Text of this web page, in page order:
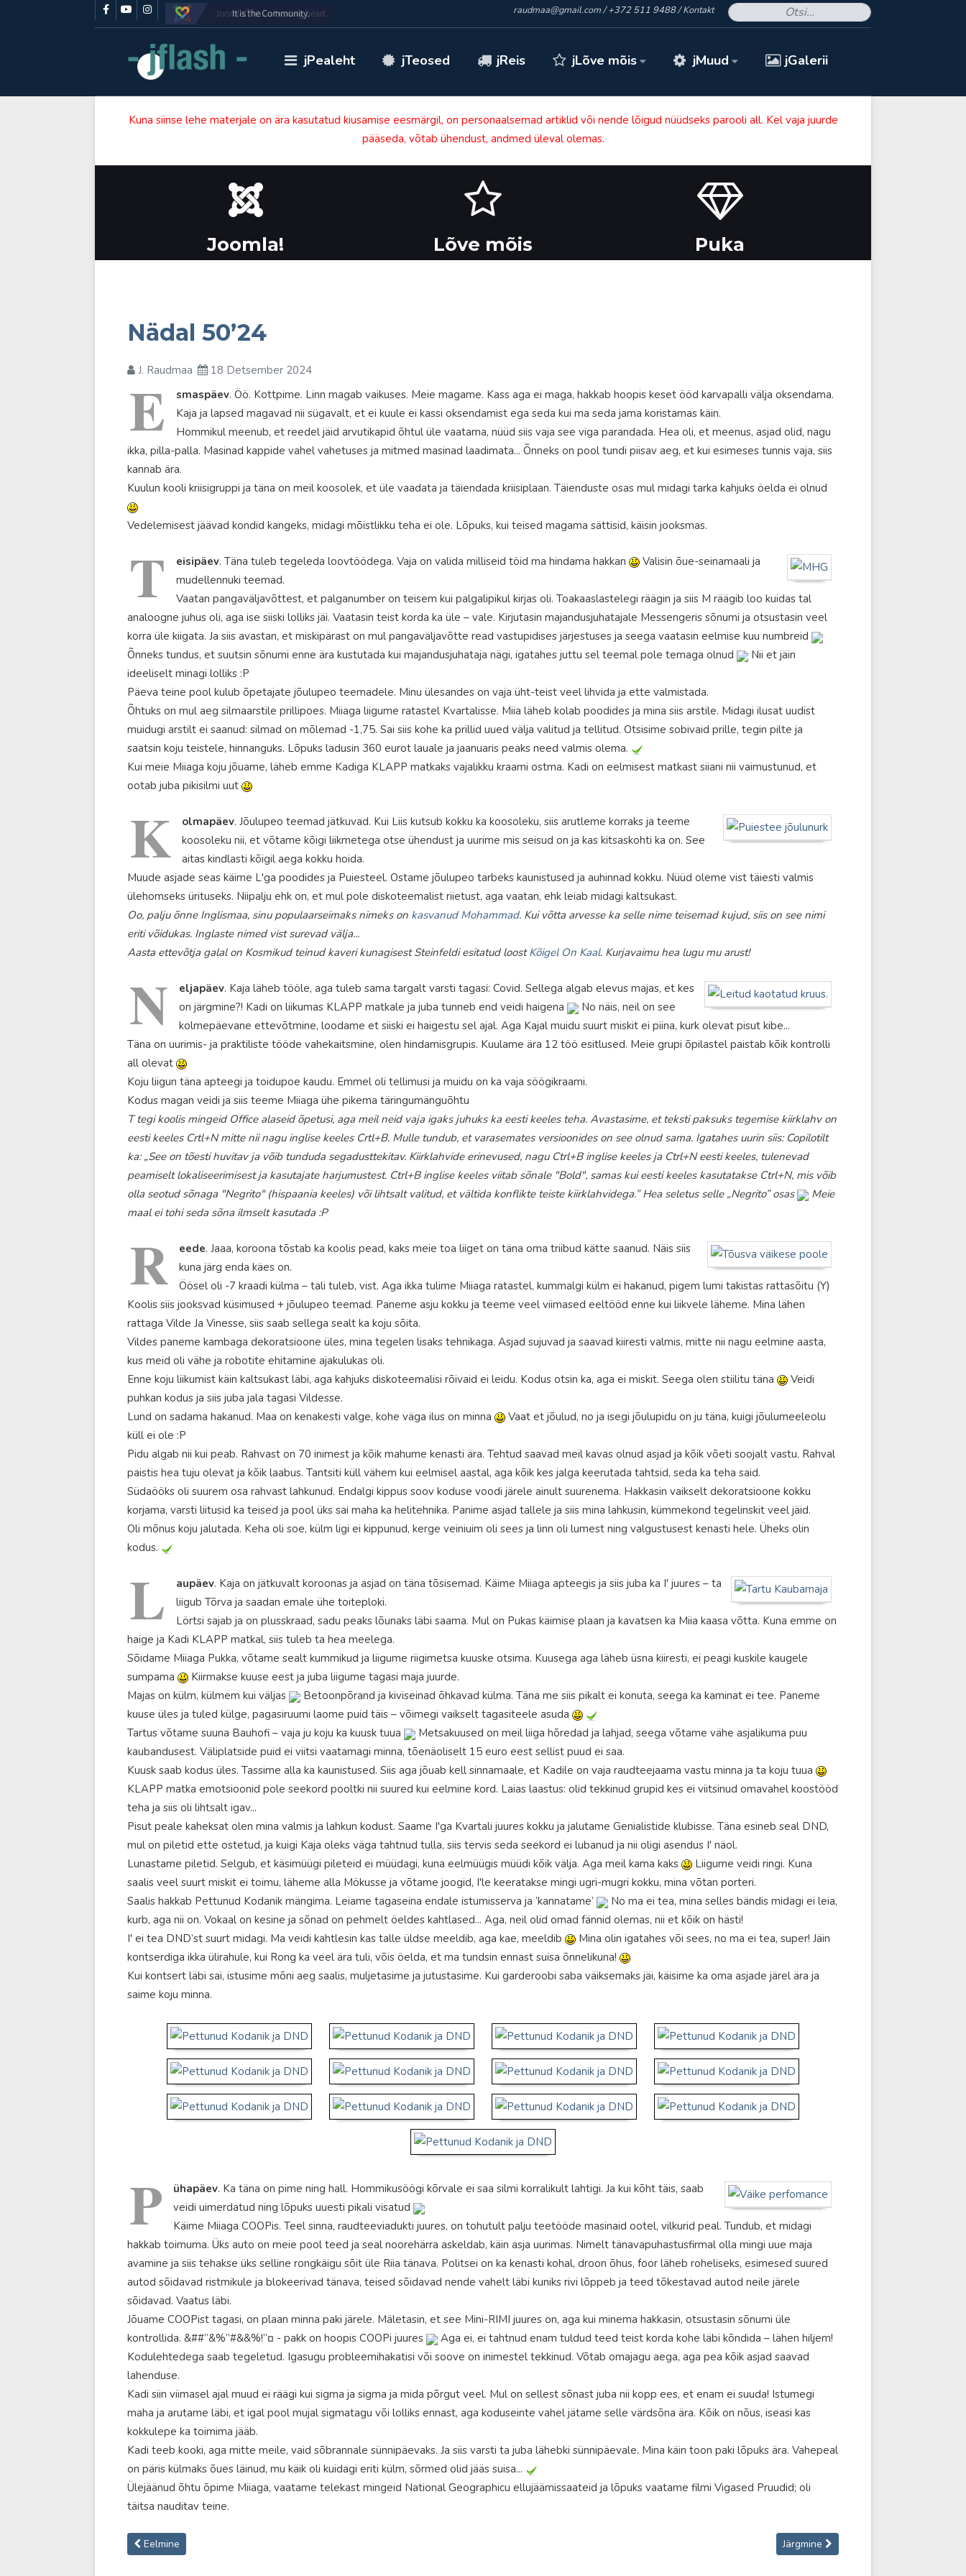
raudmaa@gmail.com/+372 511 9488 /Kontakt - Otsid midagi kindlat?
jPealeht jTeosed jReis jLõve mõis jMuud jGalerii
Kuna siinse lehe materjale on ära kasutatud kiusamise eesmärgil, on personaalsemad artiklid või nende lõigud nüüdseks parooli all. Kel vaja juurde
pääseda, võtab ühendust, andmed üleval olemas.
Joomla! Lõve mõis Puka
Nädal 50’24
J. Raudmaa 18 Detsember 2024
E smaspäev. Öö. Kottpime. Linn magab vaikuses. Meie magame. Kass aga ei maga, hakkab hoopis keset ööd karvapalli välja oksendama.
Kaja ja lapsed magavad nii sügavalt, et ei kuule ei kassi oksendamist ega seda kui ma seda jama koristamas käin.
Hommikul meenub, et reedel jäid arvutikapid õhtul üle vaatama, nüüd siis vaja see viga parandada. Hea oli, et meenus, asjad olid, nagu
ikka, pilla-palla. Masinad kappide vahel vahetuses ja mitmed masinad laadimata... Õnneks on pool tundi piisav aeg, et kui esimeses tunnis vaja, siis
kannab ära.
Kuulun kooli kriisigruppi ja täna on meil koosolek, et üle vaadata ja täiendada kriisiplaan. Täienduste osas mul midagi tarka kahjuks öelda ei olnud
Vedelemisest jäävad kondid kangeks, midagi mõistlikku teha ei ole. Lõpuks, kui teised magama sättisid, käisin jooksmas.
T eisipäev. Täna tuleb tegeleda loovtöödega. Vaja on valida milliseid töid ma hindama hakkan
Valisin õue-seinamaali ja
mudellennuki teemad.
Vaatan pangaväljavõttest, et palganumber on teisem kui palgalipikul kirjas oli. Toakaaslastelegi räägin ja siis M räägib loo kuidas tal
analoogne juhus oli, aga ise siiski lolliks jäi. Vaatasin teist korda ka üle – vale. Kirjutasin majandusjuhatajale Messengeris sõnumi ja otsustasin veel
korra üle kiigata. Ja siis avastan, et miskipärast on mul pangaväljavõtte read vastupidises järjestuses ja seega vaatasin eelmise kuu numbreid
Õnneks tundus, et suutsin sõnumi enne ära kustutada kui majandusjuhataja nägi, igatahes juttu sel teemal pole temaga olnud
Nii et jäin
ideeliselt minagi lolliks :P
Päeva teine pool kulub õpetajate jõulupeo teemadele. Minu ülesandes on vaja üht-teist veel lihvida ja ette valmistada.
Õhtuks on mul aeg silmaarstile prillipoes. Miiaga liigume ratastel Kvartalisse. Miia läheb kolab poodides ja mina siis arstile. Midagi ilusat uudist
muidugi arstilt ei saanud: silmad on mõlemad -1,75. Sai siis kohe ka prillid uued välja valitud ja tellitud. Otsisime sobivaid prille, tegin pilte ja
saatsin koju teistele, hinnanguks. Lõpuks ladusin 360 eurot lauale ja jaanuaris peaks need valmis olema.
Kui meie Miiaga koju jõuame, läheb emme Kadiga KLAPP matkaks vajalikku kraami ostma. Kadi on eelmisest matkast siiani nii vaimustunud, et
ootab juba pikisilmi uut
K olmapäev. Jõulupeo teemad jätkuvad. Kui Liis kutsub kokku ka koosoleku, siis arutleme korraks ja teeme
koosoleku nii, et võtame kõigi liikmetega otse ühendust ja uurime mis seisud on ja kas kitsaskohti ka on. See
aitas kindlasti kõigil aega kokku hoida.
Muude asjade seas käime L'ga poodides ja Puiesteel. Ostame jõulupeo tarbeks kaunistused ja auhinnad kokku. Nüüd oleme vist täiesti valmis
ülehomseks ürituseks. Niipalju ehk on, et mul pole diskoteemalist riietust, aga vaatan, ehk leiab midagi kaltsukast.
Oo, palju õnne Inglismaa, sinu populaarseimaks nimeks on kasvanud Mohammad. Kui võtta arvesse ka selle nime teisemad kujud, siis on see nimi
eriti võidukas. Inglaste nimed vist surevad välja...
Aasta ettevõtja galal on Kosmikud teinud kaveri kunagisest Steinfeldi esitatud loostKõigel On Kaal. Kurjavaimu hea lugu mu arust!
N eljapäev. Kaja läheb tööle, aga tuleb sama targalt varsti tagasi: Covid. Sellega algab elevus majas, et kes
on järgmine?! Kadi on liikumas KLAPP matkale ja juba tunneb end veidi haigena
No näis, neil on see
kolmepäevane ettevõtmine, loodame et siiski ei haigestu sel ajal. Aga Kajal muidu suurt miskit ei piina, kurk olevat pisut kibe...
Täna on uurimis- ja praktiliste tööde vahekaitsmine, olen hindamisgrupis. Kuulame ära 12 töö esitlused. Meie grupi õpilastel paistab kõik kontrolli
all olevat
Koju liigun täna apteegi ja toidupoe kaudu. Emmel oli tellimusi ja muidu on ka vaja söögikraami.
Kodus magan veidi ja siis teeme Miiaga ühe pikema täringumänguõhtu
T tegi koolis mingeid Office alaseid õpetusi, aga meil neid vaja igaks juhuks ka eesti keeles teha. Avastasime, et teksti paksuks tegemise kiirklahv on
eesti keeles Crtl+N mitte nii nagu inglise keeles Crtl+B. Mulle tundub, et varasemates versioonides on see olnud sama. Igatahes uurin siis: Copilotilt
ka: „See on tõesti huvitav ja võib tunduda segadusttekitav. Kiirklahvide erinevused, nagu Ctrl+B inglise keeles ja Ctrl+N eesti keeles, tulenevad
peamiselt lokaliseerimisest ja kasutajate harjumustest. Ctrl+B inglise keeles viitab sõnale "Bold", samas kui eesti keeles kasutatakse Ctrl+N, mis võib
olla seotud sõnaga "Negrito" (hispaania keeles) või lihtsalt valitud, et vältida konflikte teiste kiirklahvidega.” Hea seletus selle „Negrito” osas
Meie
maal ei tohi seda sõna ilmselt kasutada :P
R eede. Jaaa, koroona tõstab ka koolis pead, kaks meie toa liiget on täna oma triibud kätte saanud. Näis siis
kuna järg enda käes on.
Öösel oli -7 kraadi külma – tali tuleb, vist. Aga ikka tulime Miiaga ratastel, kummalgi külm ei hakanud, pigem lumi takistas rattasõitu (Y)
Koolis siis jooksvad küsimused + jõulupeo teemad. Paneme asju kokku ja teeme veel viimased eeltööd enne kui liikvele läheme. Mina lähen
rattaga Vilde Ja Vinesse, siis saab sellega sealt ka koju sõita.
Vildes paneme kambaga dekoratsioone üles, mina tegelen lisaks tehnikaga. Asjad sujuvad ja saavad kiiresti valmis, mitte nii nagu eelmine aasta,
kus meid oli vähe ja robotite ehitamine ajakulukas oli.
Enne koju liikumist käin kaltsukast läbi, aga kahjuks diskoteemalisi rõivaid ei leidu. Kodus otsin ka, aga ei miskit. Seega olen stiilitu täna
Veidi
puhkan kodus ja siis juba jala tagasi Vildesse.
Lund on sadama hakanud. Maa on kenakesti valge, kohe väga ilus on minna
Vaat et jõulud, no ja isegi jõulupidu on ju täna, kuigi jõulumeeleolu
küll ei ole :P
Pidu algab nii kui peab. Rahvast on 70 inimest ja kõik mahume kenasti ära. Tehtud saavad meil kavas olnud asjad ja kõik võeti soojalt vastu. Rahval
paistis hea tuju olevat ja kõik laabus. Tantsiti küll vähem kui eelmisel aastal, aga kõik kes jalga keerutada tahtsid, seda ka teha said.
Südaööks oli suurem osa rahvast lahkunud. Endalgi kippus soov koduse voodi järele ainult suurenema. Hakkasin vaikselt dekoratsioone kokku
korjama, varsti liitusid ka teised ja pool üks sai maha ka helitehnika. Panime asjad tallele ja siis mina lahkusin, kümmekond tegelinskit veel jäid.
Oli mõnus koju jalutada. Keha oli soe, külm ligi ei kippunud, kerge veiniuim oli sees ja linn oli lumest ning valgustusest kenasti hele. Üheks olin
kodus.
L aupäev. Kaja on jätkuvalt koroonas ja asjad on täna tõsisemad. Käime Miiaga apteegis ja siis juba ka I' juures – ta
liigub Tõrva ja saadan emale ühe toiteploki.
Lörtsi sajab ja on plusskraad, sadu peaks lõunaks läbi saama. Mul on Pukas käimise plaan ja kavatsen ka Miia kaasa võtta. Kuna emme on
haige ja Kadi KLAPP matkal, siis tuleb ta hea meelega.
Sõidame Miiaga Pukka, võtame sealt kummikud ja liigume riigimetsa kuuske otsima. Kuusega aga läheb üsna kiiresti, ei peagi kuskile kaugele
sumpama
Kiirmakse kuuse eest ja juba liigume tagasi maja juurde.
Majas on külm, külmem kui väljas
Betoonpõrand ja kiviseinad õhkavad külma. Täna me siis pikalt ei konuta, seega ka kaminat ei tee. Paneme
kuuse üles ja tuled külge, pagasiruumi laome puid täis – võimegi vaikselt tagasiteele asuda
Tartus võtame suuna Bauhofi – vaja ju koju ka kuusk tuua
Metsakuused on meil liiga hõredad ja lahjad, seega võtame vähe asjalikuma puu
kaubandusest. Väliplatside puid ei viitsi vaatamagi minna, tõenäoliselt 15 euro eest sellist puud ei saa.
Kuusk saab kodus üles. Tassime alla ka kaunistused. Siis aga jõuab kell sinnamaale, et Kadile on vaja raudteejaama vastu minna ja ta koju tuua
KLAPP matka emotsioonid pole seekord pooltki nii suured kui eelmine kord. Laias laastus: olid tekkinud grupid kes ei viitsinud omavahel koostööd
teha ja siis oli lihtsalt igav...
Pisut peale kaheksat olen mina valmis ja lahkun kodust. Saame I'ga Kvartali juures kokku ja jalutame Genialistide klubisse. Täna esineb seal DND,
mul on piletid ette ostetud, ja kuigi Kaja oleks väga tahtnud tulla, siis tervis seda seekord ei lubanud ja nii oligi asendus I' näol.
Lunastame piletid. Selgub, et käsimüügi pileteid ei müüdagi, kuna eelmüügis müüdi kõik välja. Aga meil kama kaks
Liigume veidi ringi. Kuna
saalis veel suurt miskit ei toimu, läheme alla Mökusse ja võtame joogid, I'le keeratakse mingi ugri-mugri kokku, mina võtan porteri.
Saalis hakkab Pettunud Kodanik mängima. Leiame tagaseina endale istumisserva ja ’kannatame’
No ma ei tea, mina selles bändis midagi ei leia,
kurb, aga nii on. Vokaal on kesine ja sõnad on pehmelt öeldes kahtlased... Aga, neil olid omad fännid olemas, nii et kõik on hästi!
I' ei tea DND’st suurt midagi. Ma veidi kahtlesin kas talle üldse meeldib, aga kae, meeldib
Mina olin igatahes või sees, no ma ei tea, super! Jäin
kontserdiga ikka ülirahule, kui Rong ka veel ära tuli, võis öelda, et ma tundsin ennast suisa õnnelikuna!
Kui kontsert läbi sai, istusime mõni aeg saalis, muljetasime ja jutustasime. Kui garderoobi saba väiksemaks jäi, käisime ka oma asjade järel ära ja
saime koju minna.
P ühapäev. Ka täna on pime ning hall. Hommikusöögi kõrvale ei saa silmi korralikult lahtigi. Ja kui kõht täis, saab
veidi uimerdatud ning lõpuks uuesti pikali visatud
Käime Miiaga COOPis. Teel sinna, raudteeviadukti juures, on tohutult palju teetööde masinaid ootel, vilkurid peal. Tundub, et midagi
hakkab toimuma. Üks auto on meie pool teed ja seal noorehärra askeldab, käin asja uurimas. Nimelt tänavapuhastusfirmal olla mingi uue maja
avamine ja siis tehakse üks selline rongkäigu sõit üle Riia tänava. Politsei on ka kenasti kohal, droon õhus, foor läheb roheliseks, esimesed suured
autod sõidavad ristmikule ja blokeerivad tänava, teised sõidavad nende vahelt läbi kuniks rivi lõppeb ja teed tõkestavad autod neile järele
sõidavad. Vaatus läbi.
Jõuame COOPist tagasi, on plaan minna paki järele. Mäletasin, et see Mini-RIMI juures on, aga kui minema hakkasin, otsustasin sõnumi üle
kontrollida. &##”&%”#&&%!”¤ - pakk on hoopis COOPi juures
Aga ei, ei tahtnud enam tuldud teed teist korda kohe läbi kõndida – lähen hiljem!
Kodulehtedega saab tegeletud. Igasugu probleemihakatisi või soove on inimestel tekkinud. Võtab omajagu aega, aga pea kõik asjad saavad
lahenduse.
Kadi siin viimasel ajal muud ei räägi kui sigma ja sigma ja mida põrgut veel. Mul on sellest sõnast juba nii kopp ees, et enam ei suuda! Istumegi
maha ja arutame läbi, et igal pool mujal sigmatagu või lolliks ennast, aga koduseinte vahel jätame selle värdsõna ära. Kõik on nõus, iseasi kas
kokkulepe ka toimima jääb.
Kadi teeb kooki, aga mitte meile, vaid sõbrannale sünnipäevaks. Ja siis varsti ta juba lähebki sünnipäevale. Mina käin toon paki lõpuks ära. Vahepeal
on päris külmaks õues läinud, mu käik oli kuidagi eriti külm, sõrmed olid jääs suisa...
Ülejäänud õhtu õpime Miiaga, vaatame telekast mingeid National Geographicu ellujäämissaateid ja lõpuks vaatame filmi Vigased Pruudid; oli
täitsa nauditav teine.
Eelmine artikkel: Nädal 51’24
Eelmine Järgmine artikkel: Nädal 49’24
Järgmine